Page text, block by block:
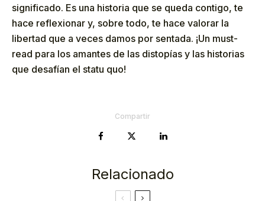
significado. Es una historia que se queda contigo, te
hace reflexionar y, sobre todo, te hace valorar la
libertad que a veces damos por sentada. ¡Un must-
read para los amantes de las distopías y las historias
que desafían el statu quo!
Compartir
Relacionado